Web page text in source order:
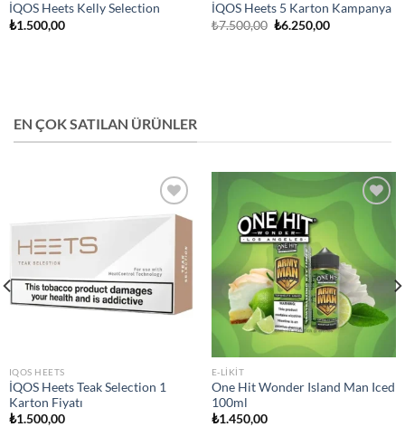
İQOS Heets Kelly Selection
₺1.500,00
İQOS Heets 5 Karton Kampanya
₺7.500,00 Orijinal
₺6.250,00Şu
EN ÇOK SATILAN ÜRÜNLER
Add to
IQOS HEETS
İQOS Heets Teak Selection 1
Karton Fiyatı
₺1.500,00
wishlist
E-LIKIT
One Hit Wonder Island Man Iced
100ml
₺1.450,00